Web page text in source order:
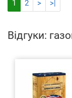
1 2 > >|
Відгуки: